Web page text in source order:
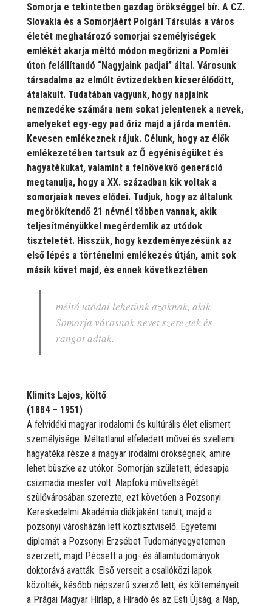
Somorja e tekintetben gazdag örökséggel bír. A CZ.
Slovakia és a Somorjáért Polgári Társulás a város
életét meghatározó somorjai személyiségek
emlékét akarja méltó módon megőrizni a Pomléi
úton felállítandó “Nagyjaink padjai” által. Városunk
társadalma az elmúlt évtizedekben kicserélődött,
átalakult. Tudatában vagyunk, hogy napjaink
nemzedéke számára nem sokat jelentenek a nevek,
amelyeket egy-egy pad őriz majd a járda mentén.
Kevesen emlékeznek rájuk. Célunk, hogy az élők
emlékezetében tartsuk az Ő egyéniségüket és
hagyatékukat, valamint a felnövekvő generáció
megtanulja, hogy a XX. században kik voltak a
somorjaiak neves elődei. Tudjuk, hogy az általunk
megörökítendő 21 névnél többen vannak, akik
teljesítményükkel megérdemlik az utódok
tiszteletét. Hisszük, hogy kezdeményezésünk az
első lépés a történelmi emlékezés útján, amit sok
másik követ majd, és ennek következtében
méltó utódai lehetünk azoknak, akik
Somorja városnak nevet szereztek és
rangot adtak.
Klimits Lajos, költő
(1884 – 1951)
A felvidéki magyar irodalomi és kultúrális élet elismert
személyisége. Méltatlanul elfeledett művei és szellemi
hagyatéka része a magyar irodalmi örökségnek, amire
lehet büszke az utókor. Somorján született, édesapja
csizmadia mester volt. Alapfokú műveltségét
szülővárosában szerezte, ezt követően a Pozsonyi
Kereskedelmi Akadémia diákjaként tanult, majd a
pozsonyi városházán lett köztisztviselő. Egyetemi
diplomát a Pozsonyi Erzsébet Tudományegyetemen
szerzett, majd Pécsett a jog- és államtudományok
doktorává avatták. Első verseit a csallóközi lapok
közölték, később népszerű szerző lett, és költeményeit
a Prágai Magyar Hírlap, a Híradó és az Esti Újság, a Nap,